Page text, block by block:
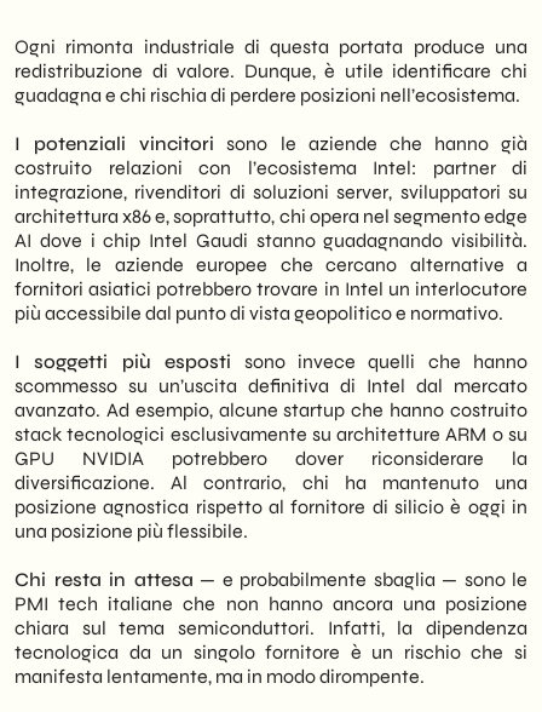
Ogni rimonta industriale di questa portata produce una
redistribuzione di valore. Dunque, è utile identificare chi
guadagna e chi rischia di perdere posizioni nell’ecosistema.
I potenziali vincitori sono le aziende che hanno già
costruito relazioni con l’ecosistema Intel: partner di
integrazione, rivenditori di soluzioni server, sviluppatori su
architettura x86 e, soprattutto, chi opera nel segmento edge
AI dove i chip Intel Gaudi stanno guadagnando visibilità.
Inoltre, le aziende europee che cercano alternative a
fornitori asiatici potrebbero trovare in Intel un interlocutore
più accessibile dal punto di vista geopolitico e normativo.
I soggetti più esposti sono invece quelli che hanno
scommesso su un’uscita definitiva di Intel dal mercato
avanzato. Ad esempio, alcune startup che hanno costruito
stack tecnologici esclusivamente su architetture ARM o su
GPU NVIDIA potrebbero dover riconsiderare la
diversificazione. Al contrario, chi ha mantenuto una
posizione agnostica rispetto al fornitore di silicio è oggi in
una posizione più flessibile.
Chi resta in attesa — e probabilmente sbaglia — sono le
PMI tech italiane che non hanno ancora una posizione
chiara sul tema semiconduttori. Infatti, la dipendenza
tecnologica da un singolo fornitore è un rischio che si
manifesta lentamente, ma in modo dirompente.